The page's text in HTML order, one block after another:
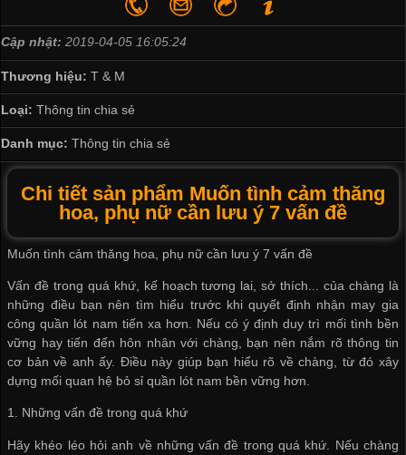
Cập nhật: 2019-04-05 16:05:24
Thương hiệu: T & M
Loại: Thông tin chia sẻ
Danh mục: Thông tin chia sẻ
Chi tiết sản phẩm Muốn tình cảm thăng
hoa, phụ nữ cần lưu ý 7 vấn đề
Muốn tình cảm thăng hoa, phụ nữ cần lưu ý 7 vấn đề
Vấn đề trong quá khứ, kế hoạch tương lai, sở thích... của chàng là
những điều bạn nên tìm hiểu trước khi quyết định nhận may gia
công quần lót nam tiến xa hơn. Nếu có ý định duy trì mối tình bền
vững hay tiến đến hôn nhân với chàng, bạn nên nắm rõ thông tin
cơ bản về anh ấy. Điều này giúp bạn hiểu rõ về chàng, từ đó xây
dựng mối quan hệ bỏ sỉ quần lót nam bền vững hơn.
1. Những vấn đề trong quá khứ
Hãy khéo léo hỏi anh về những vấn đề trong quá khứ. Nếu chàng